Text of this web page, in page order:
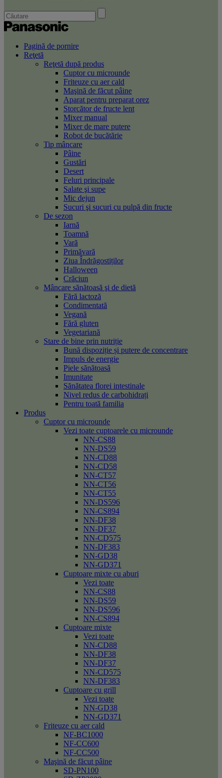
Pagină de pornire
Reţetă
Reţetă după produs
Cuptor cu microunde
Friteuze cu aer cald
Maşină de făcut pâine
Aparat pentru preparat orez
Storcător de fructe lent
Mixer manual
Mixer de mare putere
Robot de bucătărie
Tip mâncare
Pâine
Gustări
Desert
Feluri principale
Salate şi supe
Mic dejun
Sucuri şi sucuri cu pulpă din fructe
De sezon
Iarnă
Toamnă
Vară
Primăvară
Ziua Îndrăgostiților
Halloween
Crăciun
Mâncare sănătoasă şi de dietă
Fără lactoză
Condimentată
Vegană
Fără gluten
Vegetariană
Stare de bine prin nutriție
Bună dispoziție și putere de concentrare
Impuls de energie
Piele sănătoasă
Imunitate
Sănătatea florei intestinale
Nivel redus de carbohidrați
Pentru toată familia
Produs
Cuptor cu microunde
Vezi toate cuptoarele cu microunde
NN-CS88
NN-DS59
NN-CD88
NN-CD58
NN-CT57
NN-CT56
NN-CT55
NN-DS596
NN-CS894
NN-DF38
NN-DF37
NN-CD575
NN-DF383
NN-GD38
NN-GD371
Cuptoare mixte cu aburi
Vezi toate
NN-CS88
NN-DS59
NN-DS596
NN-CS894
Cuptoare mixte
Vezi toate
NN-CD88
NN-DF38
NN-DF37
NN-CD575
NN-DF383
Cuptoare cu grill
Vezi toate
NN-GD38
NN-GD371
Friteuze cu aer cald
NF-BC1000
NF-CC600
NF-CC500
Maşină de făcut pâine
SD-PN100